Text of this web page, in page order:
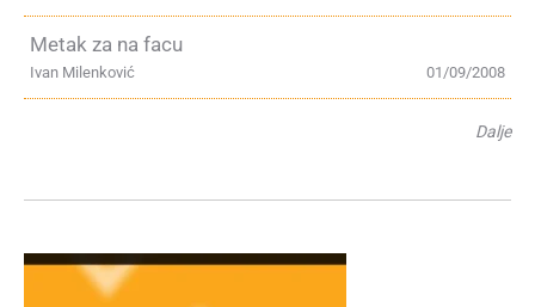
Metak za na facu
01/09/2008
Ivan Milenković
Dalje